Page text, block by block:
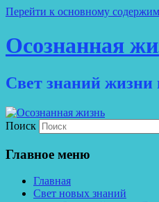
Перейти к основному
Осознанная
Свет знаний жизни
Поиск
Главное меню
Главная
Свет новых знаний